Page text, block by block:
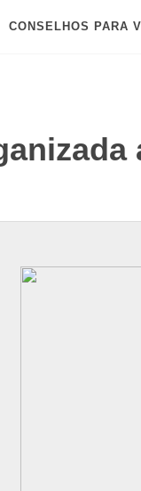
CONSELHOS PARA